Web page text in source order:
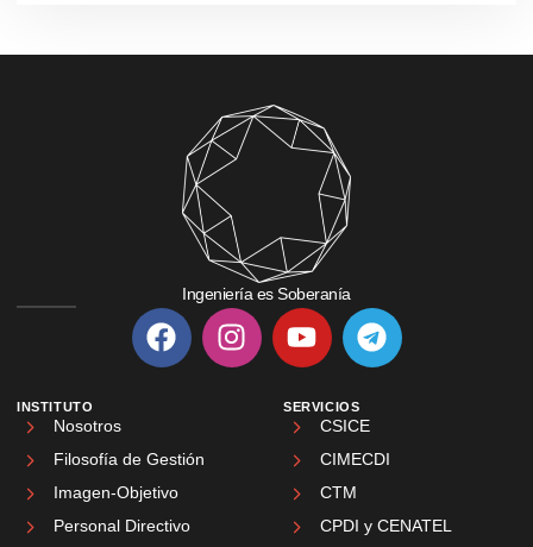
Ingeniería es Soberanía
INSTITUTO
Nosotros
Filosofía de Gestión
Imagen-Objetivo
Personal Directivo
SERVICIOS
CSICE
CIMECDI
CTM
CPDI y CENATEL